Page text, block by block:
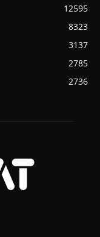
12595
8323
3137
2785
2736